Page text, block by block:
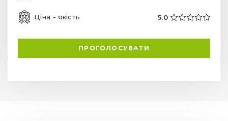
Ціна - якість 5.0
ПРОГОЛОСУВАТИ